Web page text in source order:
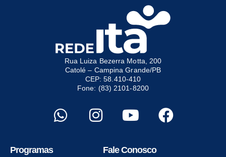
Rua Luiza Bezerra Motta, 200
Catolé – Campina Grande/PB
CEP: 58.410-410
Fone: (83) 2101-8200
Programas Fale Conosco